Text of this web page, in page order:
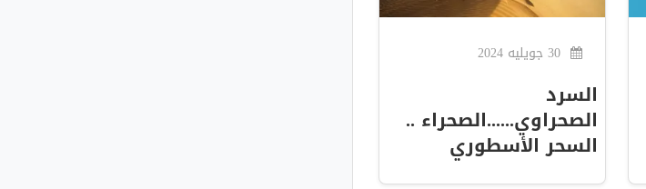
30 جويليه 2024
السرد
الصحراوي......الصحراء ..
السحر الأسطوري